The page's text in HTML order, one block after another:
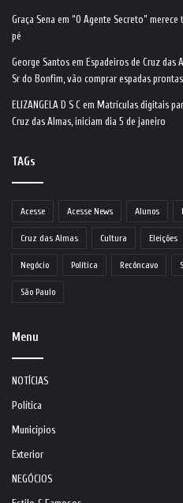
Graça Sena em “O Agente Secreto”
pé
George Santos em Espadeiros de Cruz das
Sr do Bonfim, vão comprar espadas
ELIZANGELA D S C em Matrículas digitais
Cruz das Almas, iniciam dia 5 de janeiro
TAGs
Acesse Acesse News Alunos
Cruz das Almas Cultura Eleições
Negócio Política Recôncavo
São Paulo
Menu
NOTÍCIAS
Política
Municípios
Exterior
NEGÓCIOS